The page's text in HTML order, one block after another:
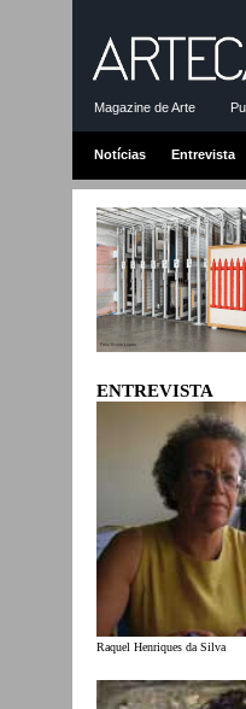
Magazine de Arte
Notícias Entrevista
ENTREVISTA
Raquel Henriques da Silva